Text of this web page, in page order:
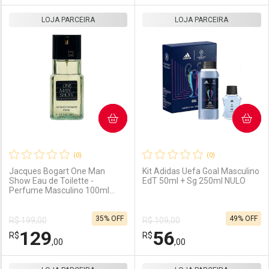
Laboratório
Comprar sem Desconto
Por R$ 223,00/cada
Por Menos
Comprar sem Desconto
Por R$ 223,00/cada
Laboratório
Comprar sem Desconto
Por R$ 245,00/cada
Por Menos
Comprar sem Desconto
Por R$ 245,00/cada
(0)
Jacques Bogart One Man
Show Eau de Toilette -
Perfume Masculino 100ml
LOJA PARCEIRA
R$ 199,00
R$129,00
35% OFF
COMPRAR
(0)
Kit Adidas Uefa Goal Masculino
EdT 50ml + Sg 250ml NULO
LOJA PARCEIRA
R$ 109,00
R$56,00
49% OFF
COMPRAR